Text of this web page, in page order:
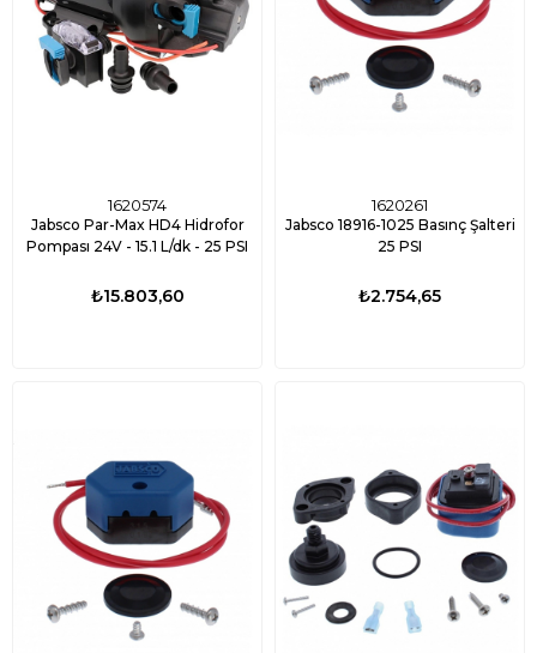
1620574
Jabsco Par-Max HD4 Hidrofor
Pompası 24V - 15.1 L/dk - 25 PSI
₺15.803,60
1620261
Jabsco 18916-1025 Basınç Şalteri
25 PSI
₺2.754,65